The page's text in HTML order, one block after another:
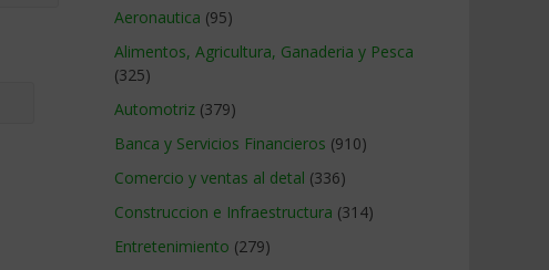
Aeronautica (95)
Alimentos, Agricultura, Ganaderia y Pesca
(325)
Automotriz (379)
Banca y Servicios Financieros (910)
Comercio y ventas al detal (336)
Construccion e Infraestructura (314)
Entretenimiento (279)